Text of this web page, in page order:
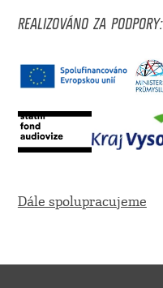
REALIZOVÁNO ZA PODPORY:
Dále spolupracujeme